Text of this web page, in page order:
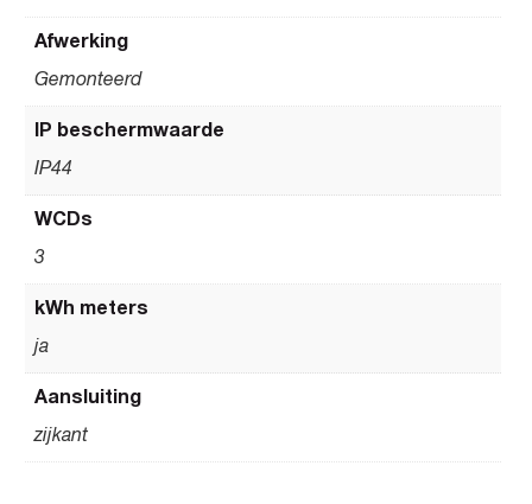
Afwerking
Gemonteerd
IP beschermwaarde
IP44
WCDs
3
kWh meters
ja
Aansluiting
zijkant